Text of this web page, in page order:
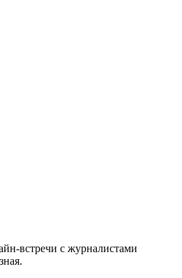
встречи с журналистами